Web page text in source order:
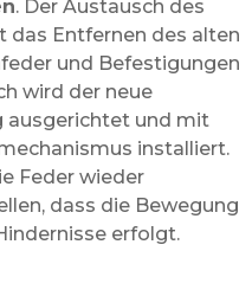
. Der Austausch des
das Entfernen des alten
und Befestigungen
wird der neue
ausgerichtet und mit
installiert.
Feder wieder
dass die Bewegung
erfolgt.